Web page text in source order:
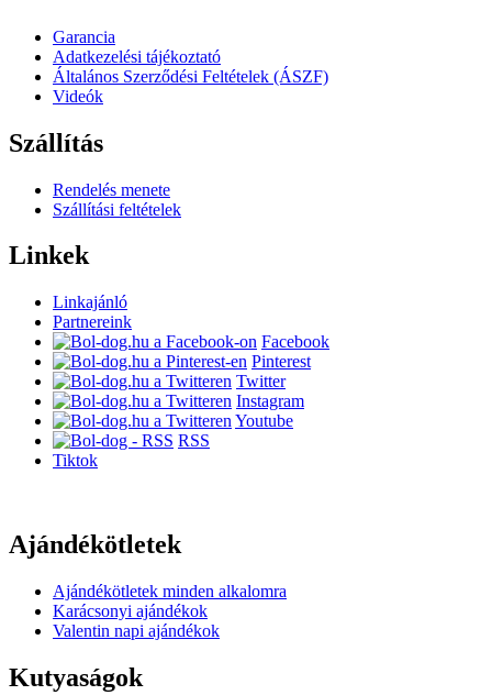
Garancia
Adatkezelési tájékoztató
Általános Szerződési Feltételek (ÁSZF)
Videók
Szállítás
Rendelés menete
Szállítási feltételek
Linkek
Linkajánló
Partnereink
Facebook
Pinterest
Twitter
Instagram
Youtube
RSS
Tiktok
Ajándékötletek
Ajándékötletek minden alkalomra
Karácsonyi ajándékok
Valentin napi ajándékok
Kutyaságok